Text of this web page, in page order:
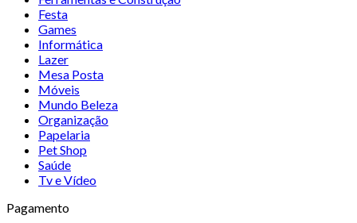
Festa
Games
Informática
Lazer
Mesa Posta
Móveis
Mundo Beleza
Organização
Papelaria
Pet Shop
Saúde
Tv e Vídeo
Pagamento